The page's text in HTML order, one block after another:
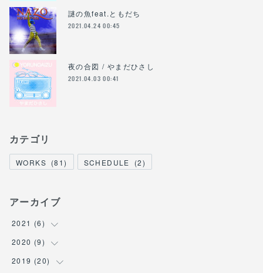
謎の魚feat.ともだち
2021.04.24 00:45
夜の合図 / やまだひさし
2021.04.03 00:41
カテゴリ
WORKS (81) SCHEDULE (2)
アーカイブ
2021 (6)
(1
(1)
2020 (9)
(1)
2019 (20)